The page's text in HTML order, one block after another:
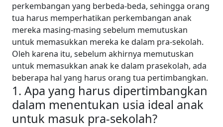
perkembangan yang berbeda-beda, sehingga orang
tua harus memperhatikan perkembangan anak
mereka masing-masing sebelum memutuskan
untuk memasukkan mereka ke dalam pra-sekolah.
Oleh karena itu, sebelum akhirnya memutuskan
untuk memasukkan anak ke dalam prasekolah, ada
beberapa hal yang harus orang tua pertimbangkan.
1. Apa yang harus dipertimbangkan
dalam menentukan usia ideal anak
untuk masuk pra-sekolah?